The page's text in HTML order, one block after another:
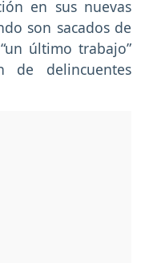
en sus nuevas
son sacados de
último trabajo”
de delincuentes